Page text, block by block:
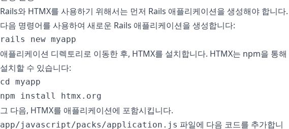
Rails와 HTMX를 사용하기 위해서는 먼저 Rails 애플리케이션을 생성해야 합니다.
다음 명령어를 사용하여 새로운 Rails 애플리케이션을 생성합니다:
rails new myapp
애플리케이션 디렉토리로 이동한 후, HTMX를 설치합니다. HTMX는 npm을 통해
설치할 수 있습니다:
cd myapp
npm install htmx.org
그 다음, HTMX를 애플리케이션에 포함시킵니다.
app/javascript/packs/application.js 파일에 다음 코드를 추가합니